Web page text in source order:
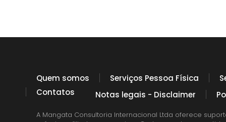
Quem somos Serviços Pessoa Física
Contatos
Notas legais - Disclaimer
A Mangata Consultoria Internacional Ltda oferece